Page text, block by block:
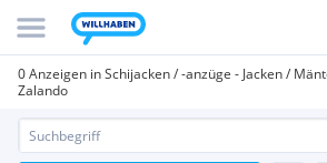
0 Anzeigen in Schijacken / -anzüge - Jacken /
Zalando